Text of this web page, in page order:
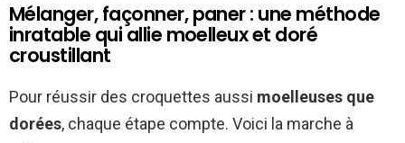
Mélanger, façonner, paner : une méthode
inratable qui allie moelleux et doré
croustillant
Pour réussir des croquettes aussi moelleuses que
dorées, chaque étape compte. Voici la marche à